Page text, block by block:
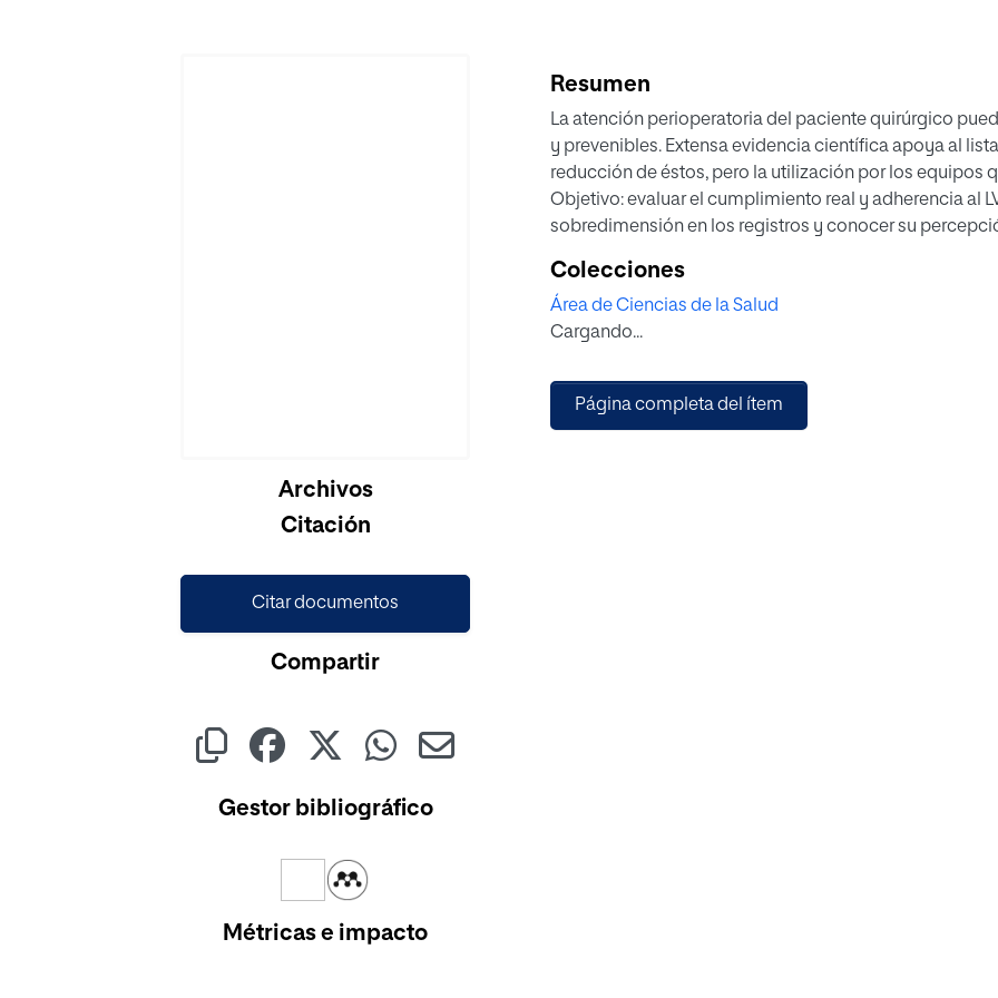
Archivos
Citación
Citar documentos
Compartir
Gestor bibliográfico
Métricas e impacto
Resumen
La atención perioperatoria del paciente quirúrgico
y prevenibles. Extensa evidencia científica apoya al
reducción de éstos, pero la utilización por los equipos
Objetivo: evaluar el cumplimiento real y adherencia al
sobredimensión en los registros y conocer su
Método: estudio de auditoría mediante observación
sin previo aviso en el quirófano. Intervienen dos
abril a julio del 2022. Por otro lado, se realiza un
Resultados: Se evalúan un total de 49 cirugías en la
la primera fase, 20.4 % en la segunda fase y 16.7% en
Colecciones
Área de Ciencias de la Salud
Cargando...
Página completa del ítem